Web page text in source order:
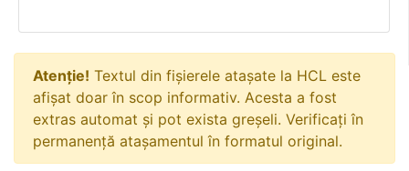
Atenție! Textul din fișierele atașate la HCL este
afișat doar în scop informativ. Acesta a fost
extras automat și pot exista greșeli. Verificați în
permanență atașamentul în formatul original.